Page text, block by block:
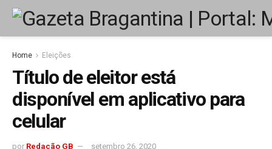
Home Eleições
Título de eleitor está
disponível em aplicativo para
celular
por Redação GB setembro 26, 2020